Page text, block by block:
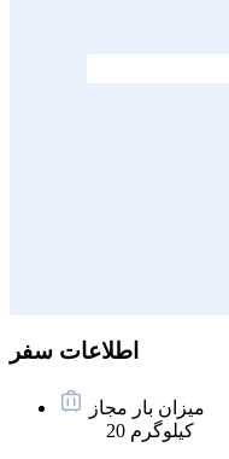
اطلاعات سفر
میزان بار مجاز
20 کیلوگرم